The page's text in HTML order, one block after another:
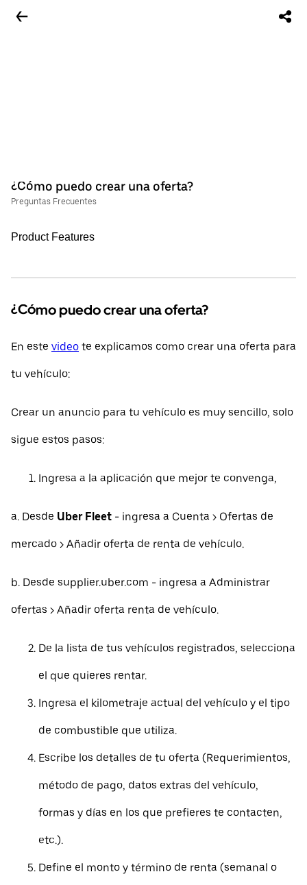
¿Cómo puedo crear una oferta?
Preguntas Frecuentes
Product Features
¿Cómo puedo crear una oferta?
En este video te explicamos como crear una oferta para
tu vehículo:
Crear un anuncio para tu vehículo es muy sencillo, solo
sigue estos pasos:
Ingresa a la aplicación que mejor te convenga,
a. Desde Uber Fleet - ingresa a Cuenta > Ofertas de
mercado > Añadir oferta de renta de vehículo.
b. Desde supplier.uber.com - ingresa a Administrar
ofertas > Añadir oferta renta de vehículo.
De la lista de tus vehículos registrados, selecciona
el que quieres rentar.
Ingresa el kilometraje actual del vehículo y el tipo
de combustible que utiliza.
Escribe los detalles de tu oferta (Requerimientos,
método de pago, datos extras del vehículo,
formas y días en los que prefieres te contacten,
etc.).
Define el monto y término de renta (semanal o